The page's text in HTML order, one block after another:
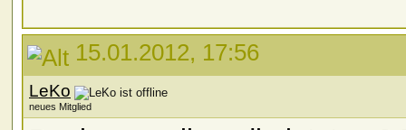
15.01.2012, 17:56
LeKo
neues Mitglied